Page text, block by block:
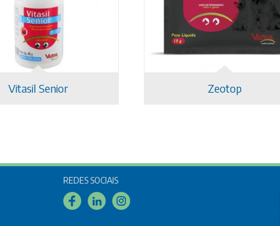
Vitasil Senior Zeotop
REDES SOCIAIS